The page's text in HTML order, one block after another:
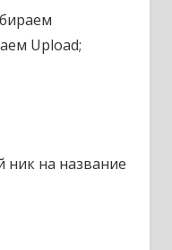
Upload;
ник на название